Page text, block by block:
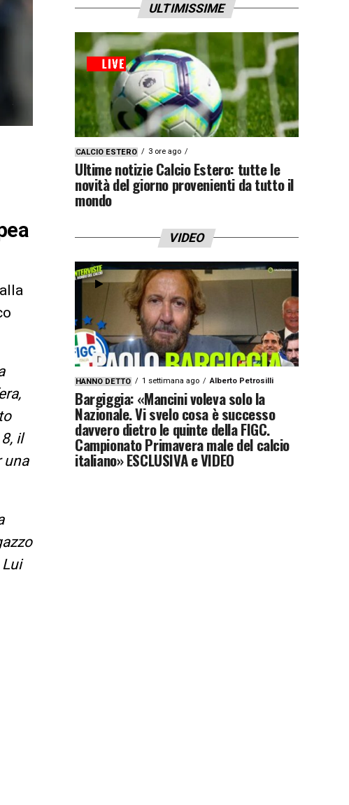
il
una
ULTIMISSIME
CALCIO ESTERO 3 ore ago
Ultime notizie Calcio Estero: tutte le
novità del giorno provenienti da tutto il
mondo
VIDEO
HANNO DETTO 1 settimana ago Alberto Petrosilli
Bargiggia: «Mancini voleva solo la
Nazionale. Vi svelo cosa è successo
davvero dietro le quinte della FIGC.
Campionato Primavera male del calcio
italiano» ESCLUSIVA e VIDEO